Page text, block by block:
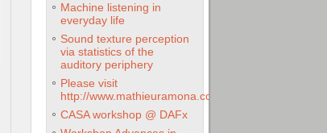
Machine listening in
everyday life
Sound texture perception
via statistics of the
auditory periphery
Please visit
http://www.mathieuramona.com
CASA workshop @ DAFx